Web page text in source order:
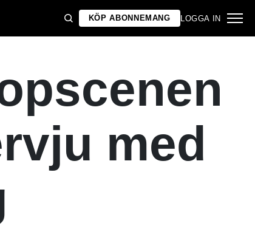
KÖP ABONNEMANG LOGGA IN
med